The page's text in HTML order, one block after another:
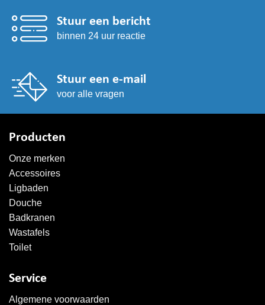
Stuur een bericht
binnen 24 uur reactie
Stuur een e-mail
voor alle vragen
Producten
Onze merken
Accessoires
Ligbaden
Douche
Badkranen
Wastafels
Toilet
Service
Algemene voorwaarden